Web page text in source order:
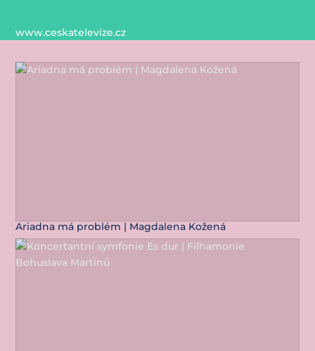
www.ceskatelevize.cz
Ariadna má problém | Magdalena Kožená